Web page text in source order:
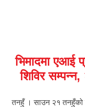
भिमादमा एआई
शिविर
तनहुँ । साउन २१ तनहुँको